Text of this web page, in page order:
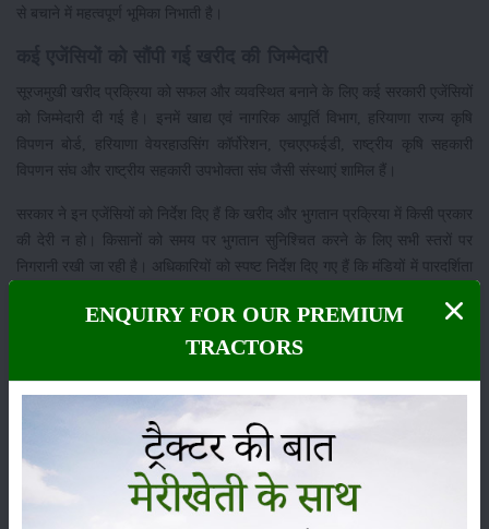
से बचाने में महत्वपूर्ण भूमिका निभाती है।
सूरजमुखी खरीद प्रक्रिया को सफल और व्यवस्थित बनाने के लिए कई सरकारी एजेंसियों
को जिम्मेदारी दी गई है। इनमें खाद्य एवं नागरिक आपूर्ति विभाग, हरियाणा राज्य कृषि
विपणन बोर्ड, हरियाणा वेयरहाउसिंग कॉर्पोरेशन, एचएएफईडी, राष्ट्रीय कृषि सहकारी
विपणन संघ और राष्ट्रीय सहकारी उपभोक्ता संघ जैसी संस्थाएं शामिल हैं।
सरकार ने इन एजेंसियों को निर्देश दिए हैं कि खरीद और भुगतान प्रक्रिया में किसी प्रकार
की देरी न हो। किसानों को समय पर भुगतान सुनिश्चित करने के लिए सभी स्तरों पर
निगरानी रखी जा रही है। अधिकारियों को स्पष्ट निर्देश दिए गए हैं कि मंडियों में पारदर्शिता
तेलंगाना सरकार ने भी किसानों को दी राहत
लिए MSP पर खरीद का फैसला लिया है। राज्य में सूरजमुखी का बाजार भाव लगातार गिर
रहा था और किसानों को लागत के मुकाबले उचित मूल्य नहीं मिल पा रहा था। ऐसे में राज्य
सरकार ने हस्तक्षेप करते हुए किसानों की उपज MSP पर खरीदने का निर्णय लिया।
तेलंगाना के कृषि मंत्री तुम्माला नागेश्वर राव ने बताया कि केंद्र सरकार से आर्थिक
सहायता की मांग की गई थी, लेकिन सकारात्मक जवाब नहीं मिलने के बाद राज्य सरकार
ENQUIRY FOR OUR PREMIUM
TRACTORS